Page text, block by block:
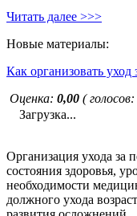
Читать далее >>>
Новые материалы:
Как организовать
Оценка: 0,00 ( голосов:
Загрузка...
Организация ухода за
состояния здоровья,
необходимости
должного ухода